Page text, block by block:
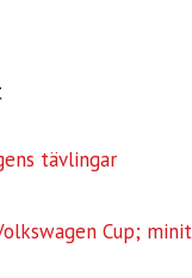
tävlingar
Cup;